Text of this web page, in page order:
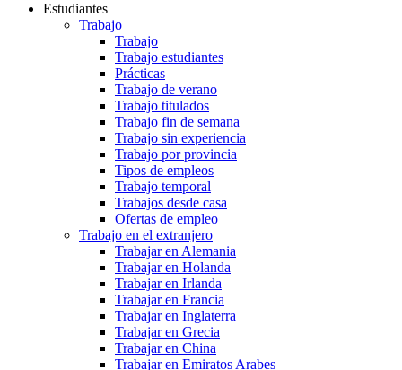
Estudiantes
Trabajo
Trabajo
Trabajo estudiantes
Prácticas
Trabajo de verano
Trabajo titulados
Trabajo fin de semana
Trabajo sin experiencia
Trabajo por provincia
Tipos de empleos
Trabajo temporal
Trabajos desde casa
Ofertas de empleo
Trabajo en el extranjero
Trabajar en Alemania
Trabajar en Holanda
Trabajar en Irlanda
Trabajar en Francia
Trabajar en Inglaterra
Trabajar en Grecia
Trabajar en China
Trabajar en Emiratos Arabes